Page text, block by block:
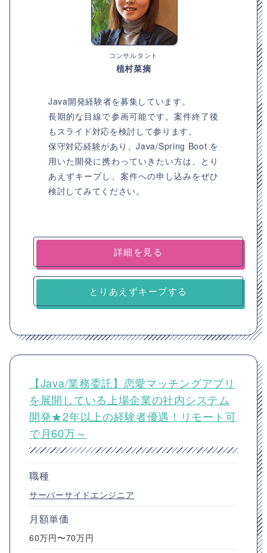
コンサルタント
植村菜摘
Java開発経験者を募集しています。
長期的な目線で参画可能です。案件終了後
もスライド対応を検討して参ります。
保守対応経験があり、Java/Spring Boot を
用いた開発に携わっていきたい方は、とり
あえずキープし、案件への申し込みをぜひ
検討してみてください。
詳細を見る
とりあえずキープする
【Java/業務委託】恋愛マッチングアプリ
を展開している上場企業の社内システム
開発★2年以上の経験者優遇！リモート可
で月60万～
職種
サーバーサイドエンジニア
月額単価
60万円〜70万円